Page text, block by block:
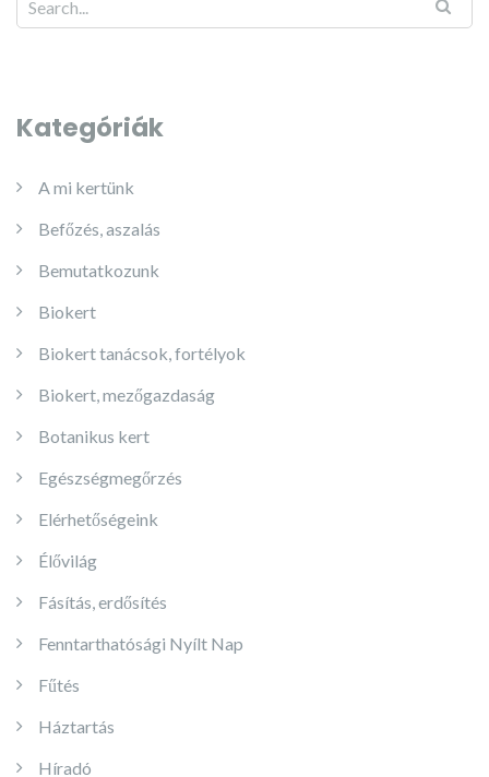
Kategóriák
A mi kertünk
Befőzés, aszalás
Bemutatkozunk
Biokert
Biokert tanácsok, fortélyok
Biokert, mezőgazdaság
Botanikus kert
Egészségmegőrzés
Elérhetőségeink
Élővilág
Fásítás, erdősítés
Fenntarthatósági Nyílt Nap
Fűtés
Háztartás
Híradó